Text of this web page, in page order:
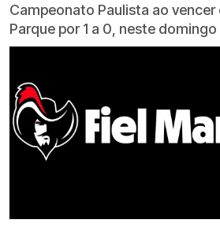
Campeonato Paulista ao vencer
Parque por 1 a 0, neste domingo